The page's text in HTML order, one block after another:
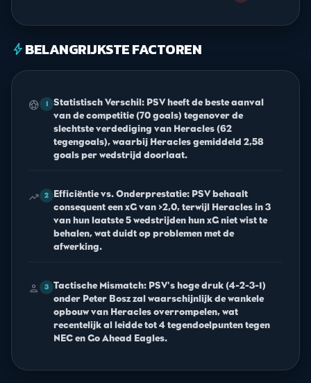
boltBELANGRIJKSTE FACTOREN
sports_soccer 1
Statistisch Verschil: PSV heeft de beste aanval
van de competitie (70 goals) tegenover de
slechtste verdediging van Heracles (62
tegengoals), waarbij Heracles gemiddeld 2,58
goals per wedstrijd doorlaat.
trending_up 2
Efficiëntie vs. Onderprestatie: PSV behaalt
consequent een xG van >2,0, terwijl Heracles in 3
van hun laatste 5 wedstrijden hun xG niet wist te
behalen, wat duidt op problemen met de
afwerking.
person 3
Tactische Mismatch: PSV's hoge druk (4-2-3-1)
onder Peter Bosz zal waarschijnlijk de wankele
opbouw van Heracles overrompelen, wat
recentelijk al leidde tot 4 tegendoelpunten tegen
NEC en Go Ahead Eagles.